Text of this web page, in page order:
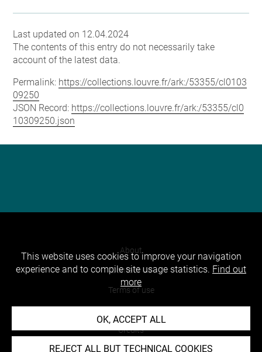
Last updated on 12.04.2024
The contents of this entry do not necessarily take
account of the latest data.
Permalink: https://collections.louvre.fr/ark:/53355/cl0103
09250
JSON Record: https://collections.louvre.fr/ark:/53355/cl0
10309250.json
About
Contact Us
Terms of use
Cookies
Credits
Accessibility : non compliant
This website uses cookies to improve your navigation
experience and to compile site usage statistics. Find out
more
OK, ACCEPT ALL
REJECT ALL BUT TECHNICAL COOKIES